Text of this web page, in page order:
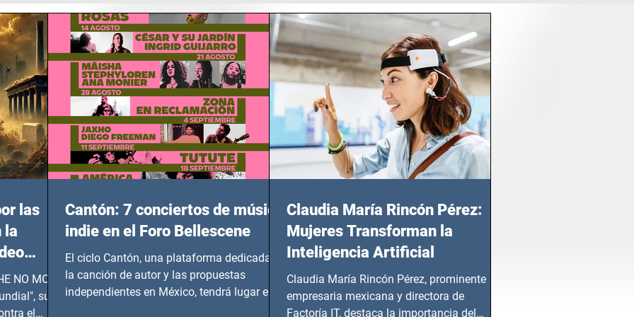
las
la
NO MORE
su
el
Cantón: 7 conciertos de música
indie en el Foro Bellescene
El ciclo Cantón, una plataforma dedicada a
la canción de autor y las propuestas
independientes en México, tendrá lugar en el
Claudia María Rincón Pérez:
Mujeres Transforman la
Inteligencia Artificial
Claudia María Rincón Pérez, prominente
empresaria mexicana y directora de
Factoría IT, destaca la importancia del